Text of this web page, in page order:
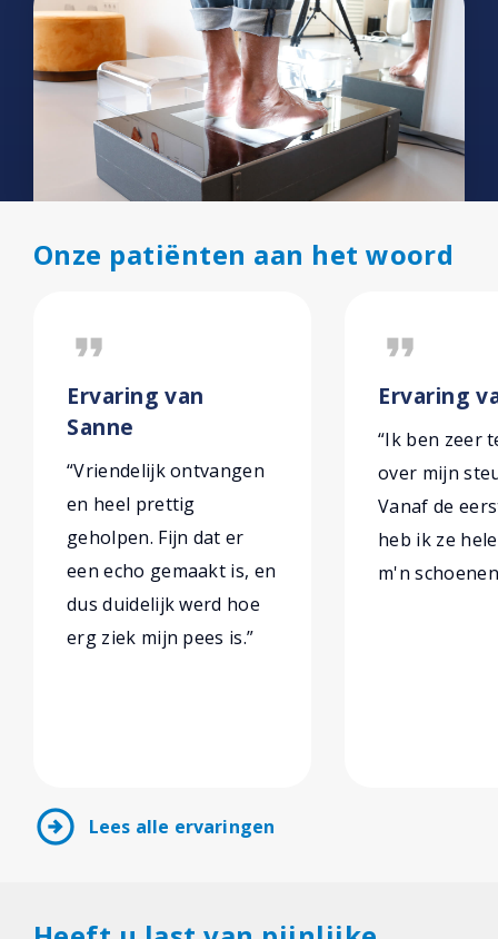
Onze patiënten aan het woord
format_quote
Ervaring van
Sanne
“Vriendelijk ontvangen
en heel prettig
geholpen. Fijn dat er
een echo gemaakt is, en
dus duidelijk werd hoe
erg ziek mijn pees is.”
format_quote
Ervaring
“Ik ben zeer
over mijn
Vanaf de
heb ik ze
m'n
arrow_circle_right Lees alle ervaringen